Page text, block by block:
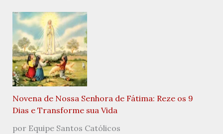
Novena de Nossa Senhora de Fátima: Reze os 9
Dias e Transforme sua Vida
por Equipe Santos Católicos